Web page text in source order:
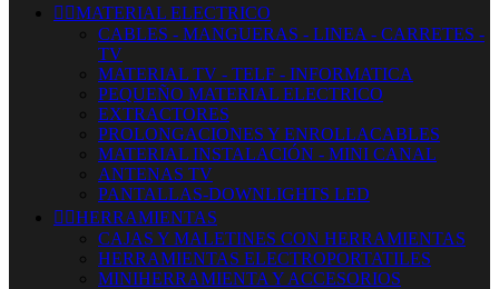
 MATERIAL ELECTRICO
CABLES - MANGUERAS - LINEA - CARRETES -
TV
MATERIAL TV - TELF - INFORMATICA
PEQUEÑO MATERIAL ELECTRICO
EXTRACTORES
PROLONGACIONES Y ENROLLACABLES
MATERIAL INSTALACIÓN - MINI CANAL
ANTENAS TV
PANTALLAS-DOWNLIGHTS LED
 HERRAMIENTAS
CAJAS Y MALETINES CON HERRAMIENTAS
HERRAMIENTAS ELECTROPORTATILES
MINIHERRAMIENTA Y ACCESORIOS